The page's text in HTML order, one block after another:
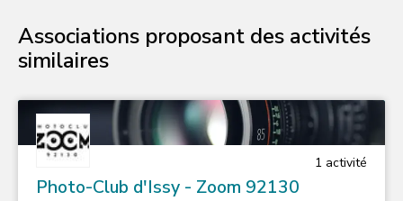
Associations proposant des activités
similaires
1 activité
Photo-Club d'Issy - Zoom 92130